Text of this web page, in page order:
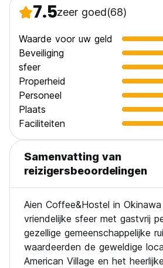
7.5zeer goed(68)
Waarde voor uw geld
Beveiliging
sfeer
Properheid
Personeel
Plaats
Faciliteiten
Samenvatting van
reizigersbeoordelingen
Aien Coffee&Hostel in
vriendelijke sfeer met gastvrij
gezellige gemeenschappelijke
waardeerden de geweldige
American Village en het